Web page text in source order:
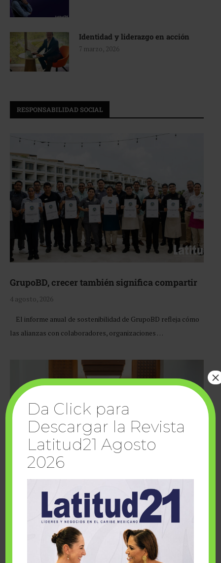
Identidad y liderazgo en acción
7 marzo, 2026
RESPONSABILIDAD SOCIAL
GrupoBD, crecer también significa compartir
4 agosto, 2026
El informe anual de sostenibilidad de GrupoBD refleja cómo
las alianzas con colaboradores, organizaciones …
Cuando la solidaridad inspira; cumplen
sueños Fairmont Mayakoba y Make-A-Wish
Da Click para
Descargar la Revista
Latitud21 Agosto
2026
×